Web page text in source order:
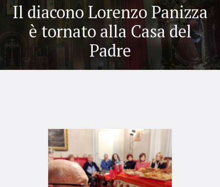
Il diacono Lorenzo Panizza
è tornato alla Casa del
Padre